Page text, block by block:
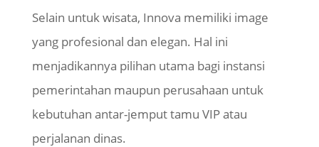
Selain untuk wisata, Innova memiliki image
yang profesional dan elegan. Hal ini
menjadikannya pilihan utama bagi instansi
pemerintahan maupun perusahaan untuk
kebutuhan antar-jemput tamu VIP atau
perjalanan dinas.